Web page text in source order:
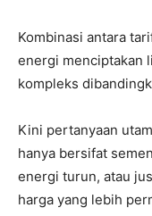
Kombinasi antara
energi menciptakan
kompleks
Kini pertanyaan
hanya bersifat
energi turun, atau
harga yang lebih